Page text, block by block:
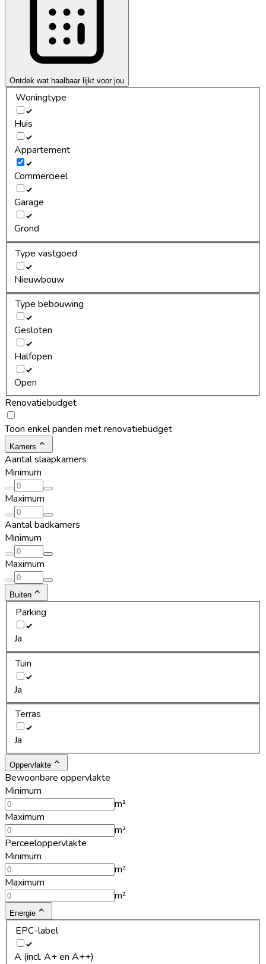
Ontdek wat haalbaar lijkt voor jou
Woningtype
Huis
Appartement
Commercieel
Garage
Grond
Type vastgoed
Nieuwbouw
Type bebouwing
Gesloten
Halfopen
Open
Renovatiebudget
Toon enkel panden met renovatiebudget
Kamers
Aantal slaapkamers
Minimum
Maximum
Aantal badkamers
Minimum
Maximum
Buiten
Parking
Ja
Tuin
Ja
Terras
Ja
Oppervlakte
Bewoonbare oppervlakte
Minimum
m²
Maximum
m²
Perceeloppervlakte
Minimum
m²
Maximum
m²
Energie
EPC-label
A (incl. A+ en A++)